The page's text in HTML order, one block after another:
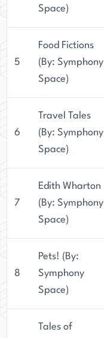
Space)
5
Food Fictions
(By: Symphony
Space)
6
Travel Tales
(By: Symphony
Space)
7
Edith Wharton
(By: Symphony
Space)
8
Pets! (By:
Symphony
Space)
Tales of